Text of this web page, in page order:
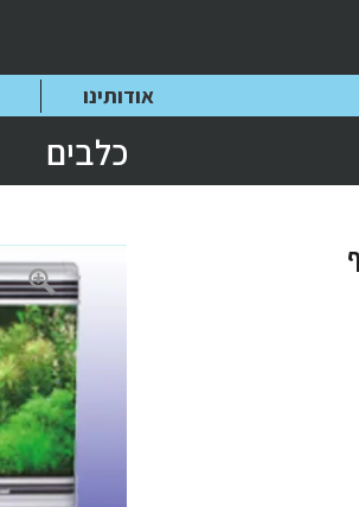
אודותינו
כלבים